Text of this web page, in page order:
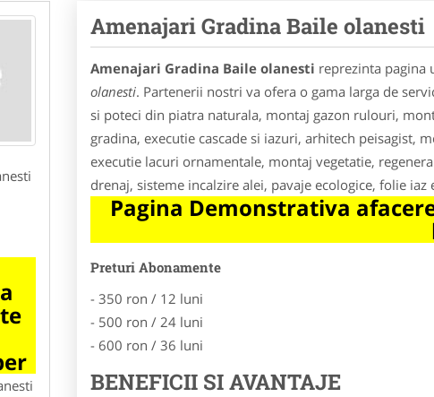
Amenajari Gradina Baile olanesti
Amenajari Gradina Baile olanesti reprezinta
olanesti. Partenerii nostri va ofera o gama larga de
si poteci din piatra naturala, montaj gazon rulouri,
gradina, executie cascade si iazuri, arhitech peisagist,
executie lacuri ornamentale, montaj vegetatie,
drenaj, sisteme incalzire alei, pavaje ecologice, folie iaz
Pagina Demonstrativa
Preturi Abonamente
- 350 ron / 12 luni
- 500 ron / 24 luni
- 600 ron / 36 luni
BENEFICII SI AVANTAJE